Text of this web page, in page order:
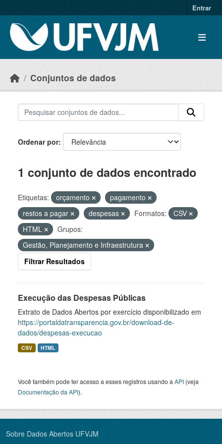
Entrar
Conjuntos de dados
Ordenar por
1 conjunto de dados encontrado
Etiquetas: orçamento
pagamento
restos a pagar
despesas Formatos:
CSV
HTML
Grupos:
Gestão, Planejamento e Infraestrutura
Filtrar Resultados
Execução das Despesas Públicas
Extrato de Dados Abertos por exercício disponibilizado em
https://portaldatransparencia.gov.br/download-de-
dados/despesas-execucao
CSV HTML
Você também pode ter acesso a esses registros usando a API (veja
Documentação da API).
Sobre Dados Abertos UFVJM